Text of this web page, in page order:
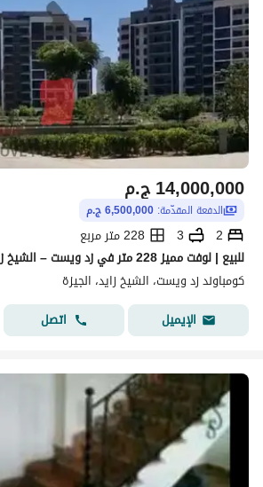
ج.م14,000,000
الدفعة المقدّمة: 6,500,000 ج.م
2
3
228 متر مربع
للبيع | لوفت مميز 228 متر في زد ويست – الشيخ زايد
كومباوند زد ويست، الشيخ زايد، الجيزة
الإيميل
اتصل